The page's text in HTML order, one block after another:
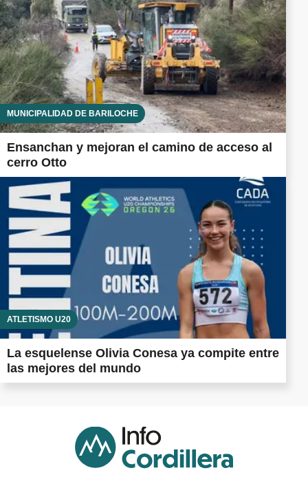
MUNICIPALIDAD DE BARILOCHE
Ensanchan y mejoran el camino de acceso al
cerro Otto
ATLETISMO U20
La esquelense Olivia Conesa ya compite entre
las mejores del mundo